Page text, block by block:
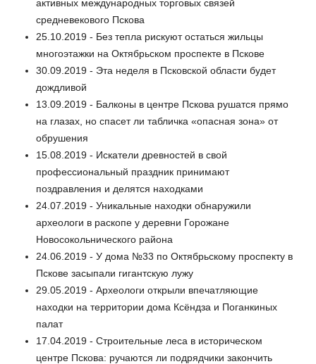
активных международных торговых связей
средневекового Пскова
25.10.2019 - Без тепла рискуют остаться жильцы
многоэтажки на Октябрьском проспекте в Пскове
30.09.2019 - Эта неделя в Псковской области будет
дождливой
13.09.2019 - Балконы в центре Пскова рушатся прямо
на глазах, но спасет ли табличка «опасная зона» от
обрушения
15.08.2019 - Искатели древностей в свой
профессиональный праздник принимают
поздравления и делятся находками
24.07.2019 - Уникальные находки обнаружили
археологи в раскопе у деревни Горожане
Новосокольнического района
24.06.2019 - У дома №33 по Октябрьскому проспекту в
Пскове засыпали гигантскую лужу
29.05.2019 - Археологи открыли впечатляющие
находки на территории дома Ксёндза и Поганкиных
палат
17.04.2019 - Строительные леса в историческом
центре Пскова: ручаются ли подрядчики закончить